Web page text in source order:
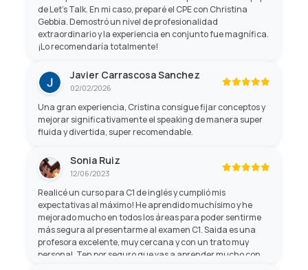
de Let's Talk. En mi caso, preparé el CPE con Christina
Gebbia. Demostró un nivel de profesionalidad
extraordinario y la experiencia en conjunto fue magnífica.
¡Lo recomendaría totalmente!
Javier Carrascosa Sanchez
02/02/2026
Una gran experiencia, Cristina consigue fijar conceptos y
mejorar significativamente el speaking de manera super
fluida y divertida, super recomendable.
Sonia Ruiz
12/06/2023
Realicé un curso para C1 de inglés y cumplió mis
expectativas al máximo! He aprendido muchísimo y he
mejorado mucho en todos los áreas para poder sentirme
más segura al presentarme al examen C1. Saida es una
profesora excelente, muy cercana y con un trato muy
personal. Ten por seguro que vas a aprender mucho con